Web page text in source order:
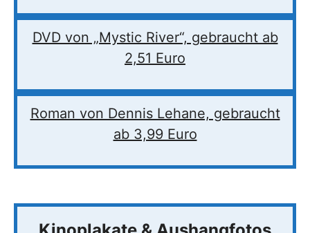
DVD von „Mystic River“, gebraucht ab
2,51 Euro
Roman von Dennis Lehane, gebraucht
ab 3,99 Euro